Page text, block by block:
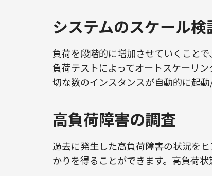
システムのスケール検
負荷を段階的に増加させていくこと
負荷テストによってオートスケーリ
切な数のインスタンスが自動的に起動
高負荷障害の調査
過去に発生した高負荷障害の状況を
かりを得ることができます。高負荷